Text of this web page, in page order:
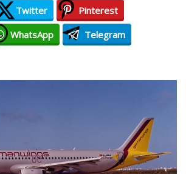
Twitter
Pinterest
WhatsApp
Telegram